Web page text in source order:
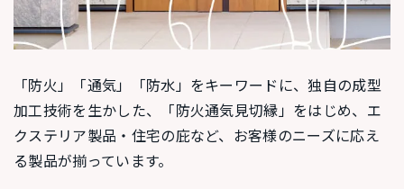
「防火」「通気」「防水」をキーワードに、独自の成型
加工技術を生かした、「防火通気見切縁」をはじめ、エ
クステリア製品・住宅の庇など、お客様のニーズに応え
る製品が揃っています。